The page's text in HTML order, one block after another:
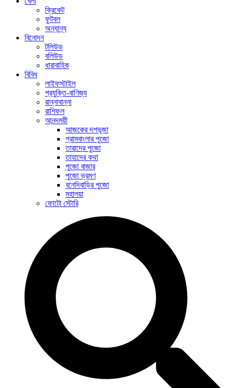
ক্রিকেট
ফুটবল
অন্যান্য
বিনোদন
টলিউড
বলিউড
ধারাবাহিক
বিবিধ
লাইফস্টাইল
প্রযুক্তি-বাণিজ্য
রান্নাবান্না
রাশিফল
আনন্দময়ী
আজকের দশভূজা
গ্রামবাংলার পুজো
তারাদের পুজো
তাহাদের কথা
পুজো বাজার
পুজো ভ্রমণ
বনেদিবাড়ির পুজো
মহালয়া
ফোটো স্টোরি